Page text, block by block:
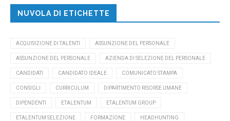
NUVOLA DI ETICHETTE
ACQUISIZIONE DI TALENTI ASSUNZIONE DEL PERSONALE
ASSUNZIONE DEL PERSONALE AZIENDA DI SELEZIONE DEL PERSONALE
CANDIDATI CANDIDATO IDEALE COMUNICATO STAMPA
CONSIGLI CURRICULUM DIPARTIMENTO RISORSE UMANE
DIPENDENTI ETALENTUM ETALENTUM GROUP
ETALENTUM SELEZIONE FORMAZIONE HEADHUNTING